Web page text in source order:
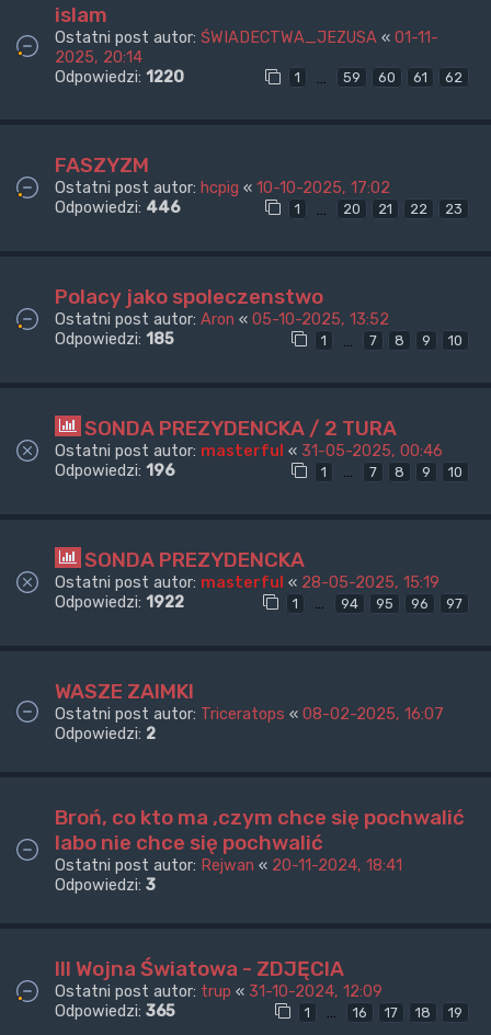
islam
Ostatni post autor: ŚWIADECTWA_JEZUSA « 01-11-
2025, 20:14
Odpowiedzi: 1220 1 … 59 60 61 62
FASZYZM
Ostatni post autor: hcpig « 10-10-2025, 17:02
Odpowiedzi: 446 1 … 20 21 22 23
Polacy jako spoleczenstwo
Ostatni post autor: Aron « 05-10-2025, 13:52
Odpowiedzi: 185 1 7 8 9 10
SONDA PREZYDENCKA / 2 TURA
Ostatni post autor: masterful « 31-05-2025, 00:46
Odpowiedzi: 196 1 … 7 8 9 10
SONDA PREZYDENCKA
Ostatni post autor: masterful « 28-05-2025, 15:19
Odpowiedzi: 1922 1 … 94 95 96 97
WASZE ZAIMKI
Ostatni post autor: Triceratops « 08-02-2025, 16:07
Odpowiedzi: 2
Broń, co kto ma ,czym chce się pochwalić
labo nie chce się pochwalić
Ostatni post autor: Rejwan « 20-11-2024, 18:41
Odpowiedzi: 3
III Wojna Światowa - ZDJĘCIA
Ostatni post autor: trup « 31-10-2024, 12:09
Odpowiedzi: 365 1 … 16 17 18 19